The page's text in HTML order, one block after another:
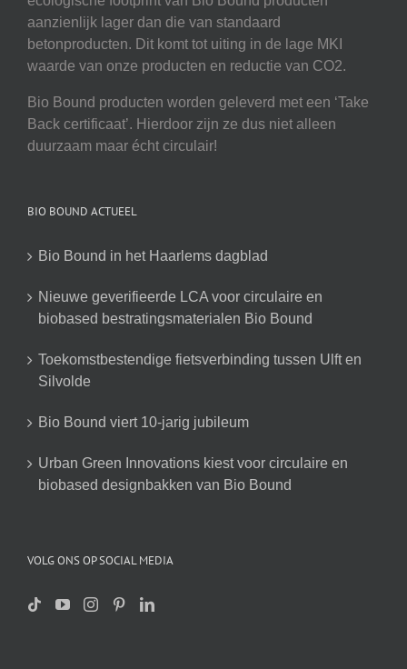
aanzienlijk lager dan die van standaard
betonproducten. Dit komt tot uiting in de lage MKI
waarde van onze producten en reductie van CO2.
Bio Bound producten worden geleverd met een ‘Take
Back certificaat’. Hierdoor zijn ze dus niet alleen
duurzaam maar écht circulair!
BIO BOUND ACTUEEL
Bio Bound in het Haarlems dagblad
Nieuwe geverifieerde LCA voor circulaire en
biobased bestratingsmaterialen Bio Bound
Toekomstbestendige fietsverbinding tussen Ulft en
Silvolde
Bio Bound viert 10-jarig jubileum
Urban Green Innovations kiest voor circulaire en
biobased designbakken van Bio Bound
VOLG ONS OP SOCIAL MEDIA